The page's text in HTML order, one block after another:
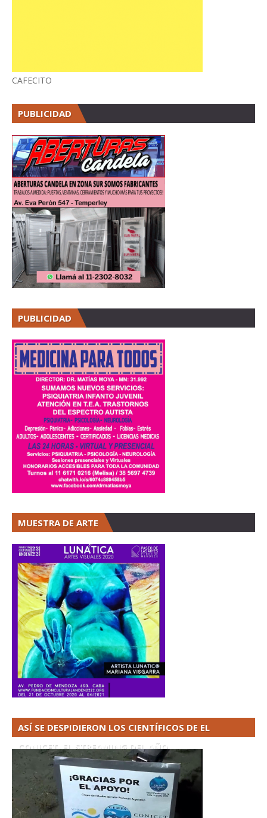
CAFECITO
PUBLICIDAD
PUBLICIDAD
MUESTRA DE ARTE
ASÍ SE DESPIDIERON LOS CIENTÍFICOS DE EL
CONICET. EL STREAMING DEL AÑO